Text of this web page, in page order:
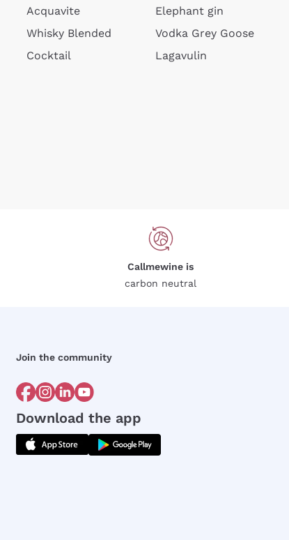
Acquavite
Whisky Blended
Cocktail
Elephant gin
Vodka Grey Goose
Lagavulin
Callmewine is
carbon neutral
Join the community
Download the app